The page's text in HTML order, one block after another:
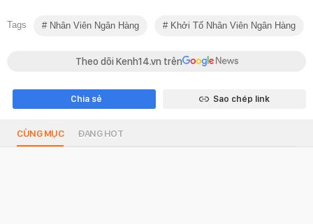
Tags Nhân Viên Ngân Hàng Khởi Tố Nhân Viên Ngân Hàng
Theo dõi Kenh14.vn trên
Chia sẻ Sao chép link
CÙNG MỤC ĐANG HOT